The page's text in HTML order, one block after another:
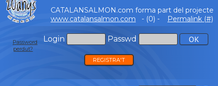
CATALANSALMON.com forma part del projecte
www.catalansalmon.com - (0) - Permalink (#)
Login Passwd
Password
perdut?
REGISTRA'T